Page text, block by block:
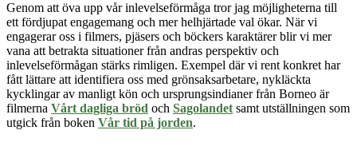
Genom att öva upp vår inlevelseförmåga tror jag möjligheterna till
ett fördjupat engagemang och mer helhjärtade val ökar. När vi
engagerar oss i filmers, pjäsers och böckers karaktärer blir vi mer
vana att betrakta situationer från andras perspektiv och
inlevelseförmågan stärks rimligen. Exempel där vi rent konkret har
fått lättare att identifiera oss med grönsaksarbetare, nykläckta
kycklingar av manligt kön och ursprungsindianer från Borneo är
filmerna Vårt dagliga bröd och Sagolandet samt utställningen som
utgick från boken Vår tid på jorden.